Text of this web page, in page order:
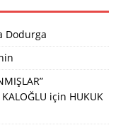
Dodurga
için HUKUK